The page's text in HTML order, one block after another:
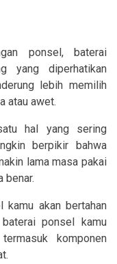
ponsel, baterai
yang diperhatikan
lebih memilih
atau awet.
hal yang sering
berpikir bahwa
lama masa pakai
benar.
kamu akan bertahan
ponsel kamu
komponen